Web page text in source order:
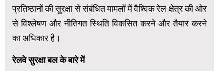
प्रतिष्ठानों की सुरक्षा से संबंधित मामलों में वैश्विक रेल क्षेत्र की ओर
से विश्लेषण और नीतिगत स्थिति विकसित करने और तैयार करने
का अधिकार है।
रेलवे सुरक्षा बल के बारे में